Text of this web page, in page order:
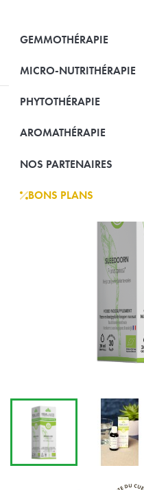
GEMMOTHÉRAPIE
MICRO-NUTRITHÉRAPIE
PHYTOTHÉRAPIE
AROMATHÉRAPIE
NOS PARTENAIRES
BONS PLANS